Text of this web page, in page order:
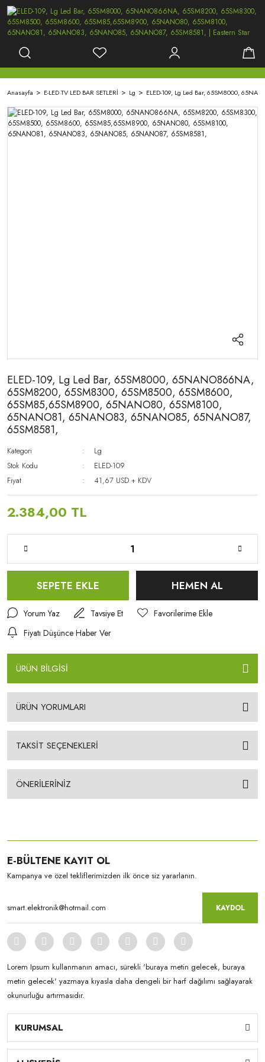
Anasayfa E-LED TV LED BAR SETLERİ Lg ELED-109, Lg Led Bar, 65SM8000,
ELED-109, Lg Led Bar, 65SM8000, 65NANO866NA,
65SM8200, 65SM8300, 65SM8500, 65SM8600,
65SM85,65SM8900, 65NANO80, 65SM8100,
65NANO81, 65NANO83, 65NANO85, 65NANO87,
65SM8581,
Kategori
Lg
Stok Kodu
ELED-109
Fiyat
41,67 USD + KDV
2.384,00 TL
SEPETE EKLE HEMEN AL
Yorum Yaz
Tavsiye Et
Fiyatı Düşünce Haber Ver
ÜRÜN BİLGİSİ
ÜRÜN YORUMLARI
TAKSİT SEÇENEKLERİ
ÖNERİLERİNİZ
E-BÜLTENE KAYIT OL
Kampanya ve özel tekliflerimizden ilk önce siz yararlanın.
KAYDOL
Lorem Ipsum kullanmanın amacı, sürekli 'buraya metin gelecek, buraya
metin gelecek' yazmaya kıyasla daha dengeli bir harf dağılımı sağlayarak
okunurluğu artırmasıdır.
KURUMSAL